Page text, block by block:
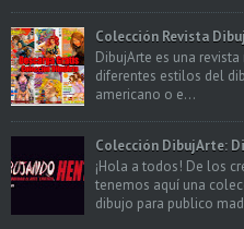
Colección Revista
DibujArte es una
diferentes estilos del
americano o e...
Colección DibujArte:
¡Hola a todos! De los
tenemos aquí una
dibujo para publico